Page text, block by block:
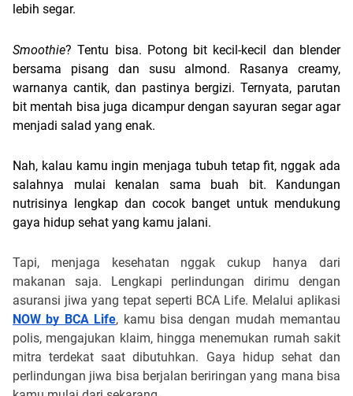
lebih segar.
Smoothie? Tentu bisa. Potong bit kecil-kecil dan blender
bersama pisang dan susu almond. Rasanya creamy,
warnanya cantik, dan pastinya bergizi. Ternyata, parutan
bit mentah bisa juga dicampur dengan sayuran segar agar
menjadi salad yang enak.
Nah, kalau kamu ingin menjaga tubuh tetap fit, nggak ada
salahnya mulai kenalan sama buah bit. Kandungan
nutrisinya lengkap dan cocok banget untuk mendukung
gaya hidup sehat yang kamu jalani.
Tapi, menjaga kesehatan nggak cukup hanya dari
makanan saja. Lengkapi perlindungan dirimu dengan
asuransi jiwa yang tepat seperti BCA Life. Melalui aplikasi
NOW by BCA Life, kamu bisa dengan mudah memantau
polis, mengajukan klaim, hingga menemukan rumah sakit
mitra terdekat saat dibutuhkan. Gaya hidup sehat dan
perlindungan jiwa bisa berjalan beriringan yang mana bisa